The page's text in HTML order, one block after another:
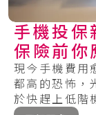
手機投保
保險前你
現今手機費用
都高的恐怖，
於快趕上低階